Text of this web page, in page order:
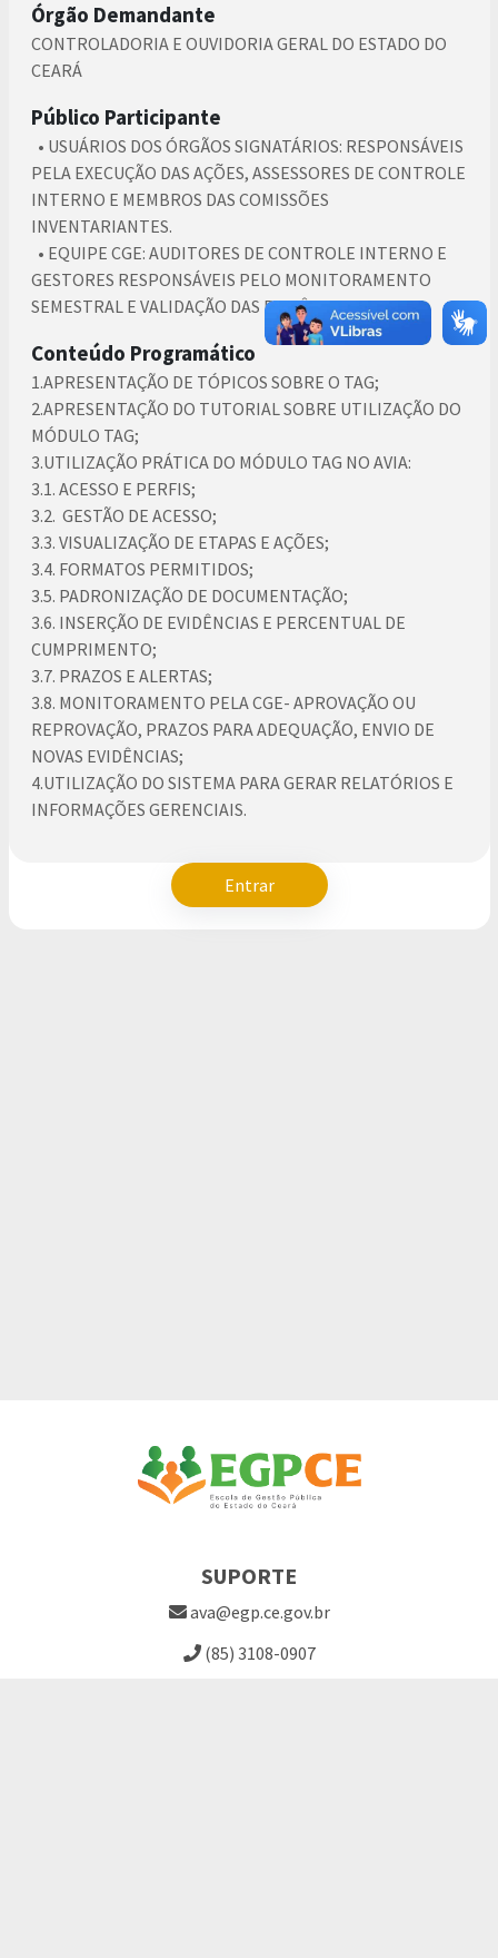
Órgão Demandante
CONTROLADORIA E OUVIDORIA GERAL DO ESTADO DO
CEARÁ
Público Participante
• USUÁRIOS DOS ÓRGÃOS SIGNATÁRIOS: RESPONSÁVEIS
PELA EXECUÇÃO DAS AÇÕES, ASSESSORES DE CONTROLE
INTERNO E MEMBROS DAS COMISSÕES
INVENTARIANTES.
• EQUIPE CGE: AUDITORES DE CONTROLE INTERNO E
GESTORES RESPONSÁVEIS PELO MONITORAMENTO
SEMESTRAL E VALIDAÇÃO DAS EVIDÊNCIAS.
Conteúdo Programático
1.APRESENTAÇÃO DE TÓPICOS SOBRE O TAG;
2.APRESENTAÇÃO DO TUTORIAL SOBRE UTILIZAÇÃO DO
MÓDULO TAG;
3.UTILIZAÇÃO PRÁTICA DO MÓDULO TAG NO AVIA:
3.1. ACESSO E PERFIS;
3.2. GESTÃO DE ACESSO;
3.3. VISUALIZAÇÃO DE ETAPAS E AÇÕES;
3.4. FORMATOS PERMITIDOS;
3.5. PADRONIZAÇÃO DE DOCUMENTAÇÃO;
3.6. INSERÇÃO DE EVIDÊNCIAS E PERCENTUAL DE
CUMPRIMENTO;
3.7. PRAZOS E ALERTAS;
3.8. MONITORAMENTO PELA CGE- APROVAÇÃO OU
REPROVAÇÃO, PRAZOS PARA ADEQUAÇÃO, ENVIO DE
NOVAS EVIDÊNCIAS;
4.UTILIZAÇÃO DO SISTEMA PARA GERAR RELATÓRIOS E
INFORMAÇÕES GERENCIAIS.
Entrar
SUPORTE
ava@egp.ce.gov.br
(85) 3108-0907